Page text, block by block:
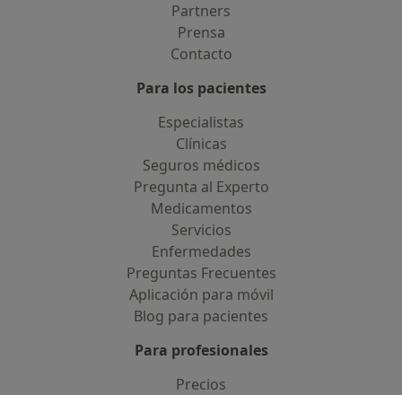
Partners
Prensa
Contacto
Para los pacientes
Especialistas
Clínicas
Seguros médicos
Pregunta al Experto
Medicamentos
Servicios
Enfermedades
Preguntas Frecuentes
Aplicación para móvil
Blog para pacientes
Para profesionales
Precios